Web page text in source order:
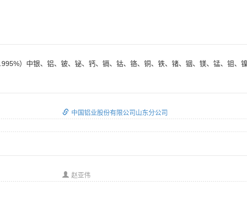
）中银、铝、铍、铋、钙、镉、钴、铬、铜、铁、锗、铟、镁、锰、钼、
中国铝业股份有限公司山东分公司
赵亚伟